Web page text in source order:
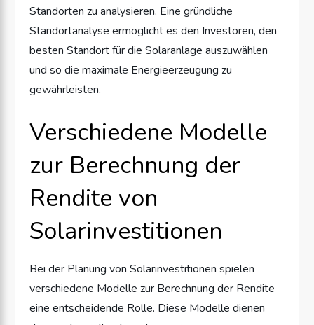
Standorten zu analysieren. Eine gründliche
Standortanalyse ermöglicht es den Investoren, den
besten Standort für die Solaranlage auszuwählen
und so die maximale Energieerzeugung zu
gewährleisten.
Verschiedene Modelle
zur Berechnung der
Rendite von
Solarinvestitionen
Bei der Planung von Solarinvestitionen spielen
verschiedene Modelle zur Berechnung der Rendite
eine entscheidende Rolle. Diese Modelle dienen